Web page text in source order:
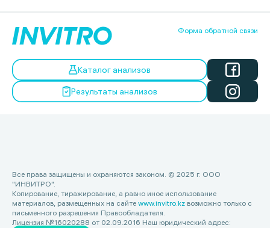
Форма обратной связи
Каталог анализов
Результаты анализов
Все права защищены и охраняются законом. © 2025 г. ООО
"ИНВИТРО".
Копирование, тиражирование, а равно иное использование
материалов, размещенных на сайте www.invitro.kz возможно только с
письменного разрешения Правообладателя.
Лицензия №16020288 от 02.09.2016 Наш юридический адрес: